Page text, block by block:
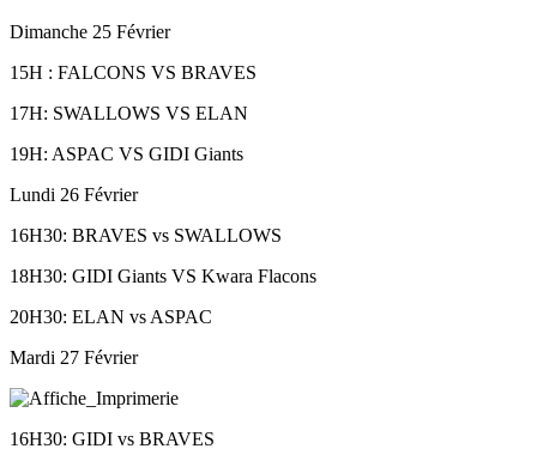
Dimanche 25 Février
15H : FALCONS VS BRAVES
17H: SWALLOWS VS ELAN
19H: ASPAC VS GIDI Giants
Lundi 26 Février
16H30: BRAVES vs SWALLOWS
18H30: GIDI Giants VS Kwara Flacons
20H30: ELAN vs ASPAC
Mardi 27 Février
16H30: GIDI vs BRAVES